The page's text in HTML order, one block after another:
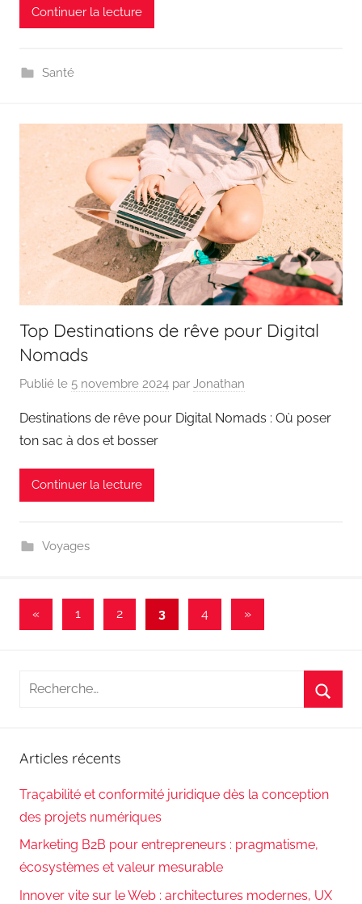
Continuer la lecture
Santé
Top Destinations de rêve pour Digital
Nomads
Publié le 5 novembre 2024 par Jonathan
Destinations de rêve pour Digital Nomads : Où poser
ton sac à dos et bosser
Continuer la lecture
Voyages
Pagination
«Publications
1 2 3 4
Articles
»
Recherche
Articles récents
Traçabilité et conformité juridique dès la conception
des projets numériques
Marketing B2B pour entrepreneurs : pragmatisme,
écosystèmes et valeur mesurable
Innover vite sur le Web : architectures modernes, UX